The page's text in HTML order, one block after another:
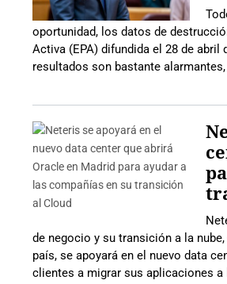
oportunidad, los datos de
Activa (EPA) difundida el 28 de
resultados son bastante
de negocio y su transición a la
país, se apoyará en el nuevo data
clientes a migrar sus aplicaciones a